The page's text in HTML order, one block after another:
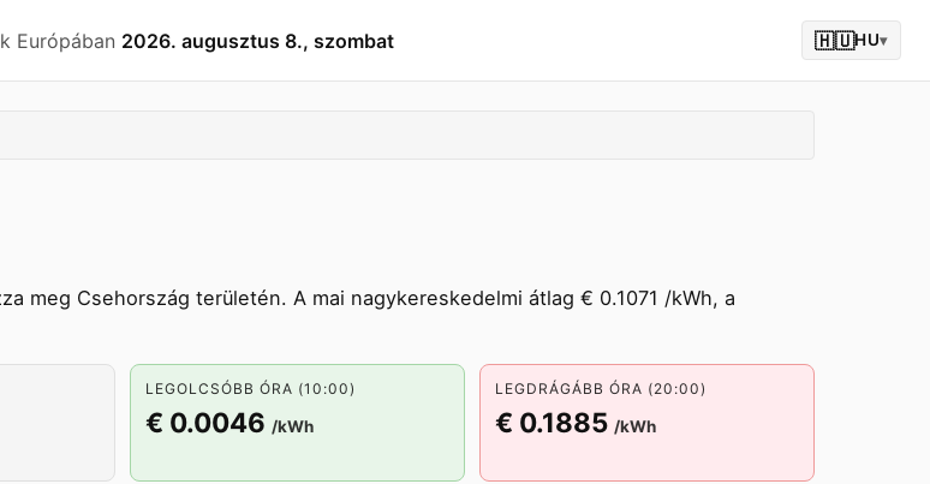
Európában 2026. augusztus 8., szombat 🇭🇺HU▾
meg Csehország területén. A mai nagykereskedelmi átlag € 0.1071 /kWh, a
LEGOLCSÓBB ÓRA (10:00)
€ 0.0046 /kWh
LEGDRÁGÁBB ÓRA (20:00)
€ 0.1885 /kWh